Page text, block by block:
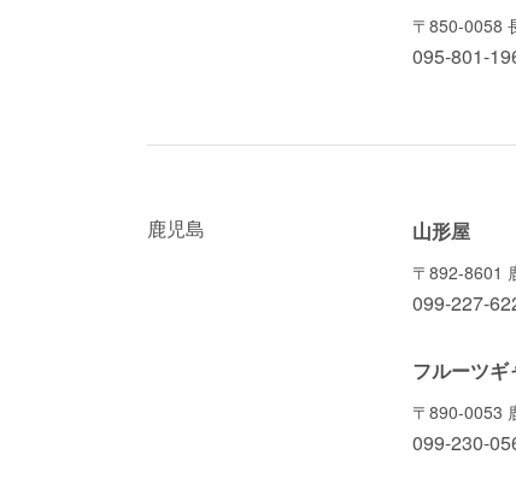
〒850-0058
095-801-
鹿児島 山形屋
〒892-8601
099-227-
フルーツギ
〒890-0053
099-230-